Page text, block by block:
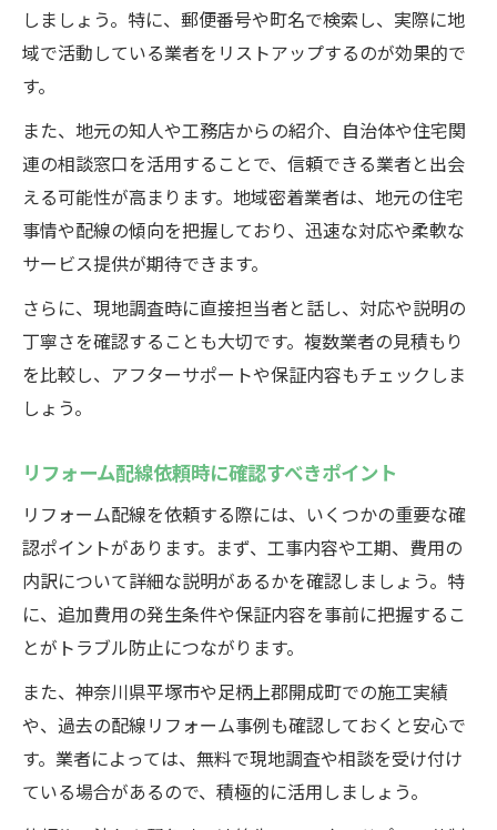
しましょう。特に、郵便番号や町名で検索し、実際に地
域で活動している業者をリストアップするのが効果的で
す。
また、地元の知人や工務店からの紹介、自治体や住宅関
連の相談窓口を活用することで、信頼できる業者と出会
える可能性が高まります。地域密着業者は、地元の住宅
事情や配線の傾向を把握しており、迅速な対応や柔軟な
サービス提供が期待できます。
さらに、現地調査時に直接担当者と話し、対応や説明の
丁寧さを確認することも大切です。複数業者の見積もり
を比較し、アフターサポートや保証内容もチェックしま
しょう。
リフォーム配線依頼時に確認すべきポイント
リフォーム配線を依頼する際には、いくつかの重要な確
認ポイントがあります。まず、工事内容や工期、費用の
内訳について詳細な説明があるかを確認しましょう。特
に、追加費用の発生条件や保証内容を事前に把握するこ
とがトラブル防止につながります。
また、神奈川県平塚市や足柄上郡開成町での施工実績
や、過去の配線リフォーム事例も確認しておくと安心で
す。業者によっては、無料で現地調査や相談を受け付け
ている場合があるので、積極的に活用しましょう。